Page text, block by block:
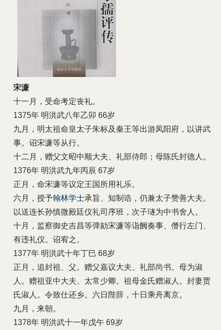
宋濂
十一月，受命考定丧礼。
1375年 明洪武八年乙卯 66岁
九月，明太祖命皇太子朱标及秦王等出游凤阳府，以讲武
事。诏宋濂等从行。
十二月，赠父文昭中顺大夫、礼部侍郎；母陈氏封德人。
1376年 明洪武九年丙辰 67岁
正月，命宋濂等议定王国所用礼乐。
六月，授予翰林学士承旨、知制诰，仍兼太子赞善大夫。
以送连长孙慎微殿廷仪礼司序班，次子璲为中书舍人。
十月，监察御史吉昌等弹劾宋濂等诣阙奏事、僭行左门、
有违礼仪。诏宥之。
1377年 明洪武十年丁巳 68岁
正月，追封祖、父。赠父嘉议大夫、礼部尚书。母为淑
人。赠祖亚中大夫、太常少卿。祖母金氏赠淑人。封妻贾
氏淑人。令致仕还乡。六日陛辞，十日乘舟离京。
九月，来朝。
1378年 明洪武十一年戊午 69岁